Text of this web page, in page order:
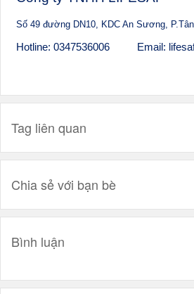
Số 49 đường DN10, KDC An Sương,
Hotline: 0347536006 Email:
Tag liên quan
Chia sẻ với bạn bè
Bình luận